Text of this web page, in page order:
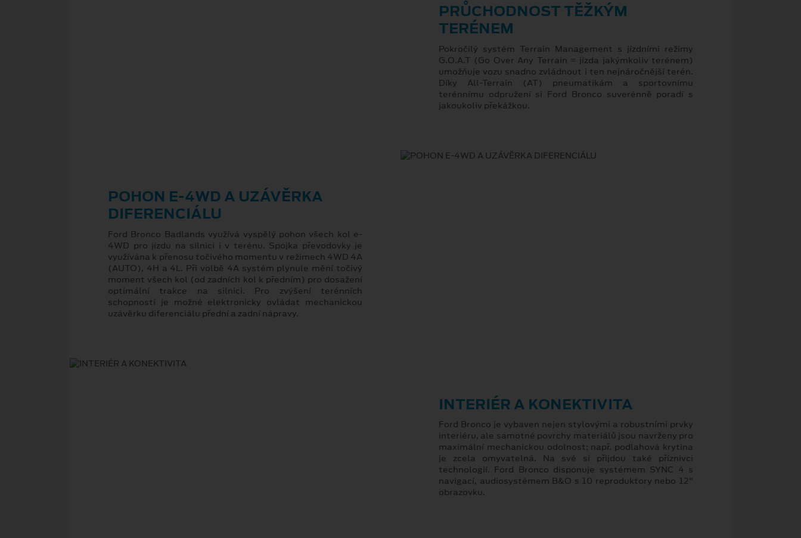
PRŮCHODNOST TĚŽKÝM
TERÉNEM
Pokročilý systém Terrain Management s jízdními režimy
G.O.A.T (Go Over Any Terrain = jízda jakýmkoliv terénem)
umožňuje vozu snadno zvládnout i ten nejnáročnější terén.
Díky All-Terrain (AT) pneumatikám a sportovnímu
terénnímu odpružení si Ford Bronco suverénně poradí s
jakoukoliv překážkou.
POHON E-4WD A UZÁVĚRKA
DIFERENCIÁLU
Ford Bronco Badlands využívá vyspělý pohon všech kol e-
4WD pro jízdu na silnici i v terénu. Spojka převodovky je
využívána k přenosu točivého momentu v režimech 4WD 4A
(AUTO), 4H a 4L. Při volbě 4A systém plynule mění točivý
moment všech kol (od zadních kol k předním) pro dosažení
optimální trakce na silnici. Pro zvýšení terénních
schopností je možné elektronicky ovládat mechanickou
uzávěrku diferenciálu přední a zadní nápravy.
INTERIÉR A KONEKTIVITA
Ford Bronco je vybaven nejen stylovými a robustními prvky
interiéru, ale samotné povrchy materiálů jsou navrženy pro
maximální mechanickou odolnost; např. podlahová krytina
je zcela omyvatelná. Na své si přijdou také příznivci
technologií. Ford Bronco disponuje systémem SYNC 4 s
navigací, audiosystémem B&O s 10 reproduktory nebo 12"
obrazovku.